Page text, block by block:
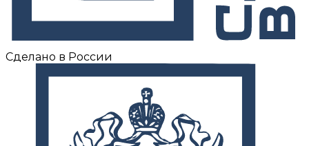
Сделано в России